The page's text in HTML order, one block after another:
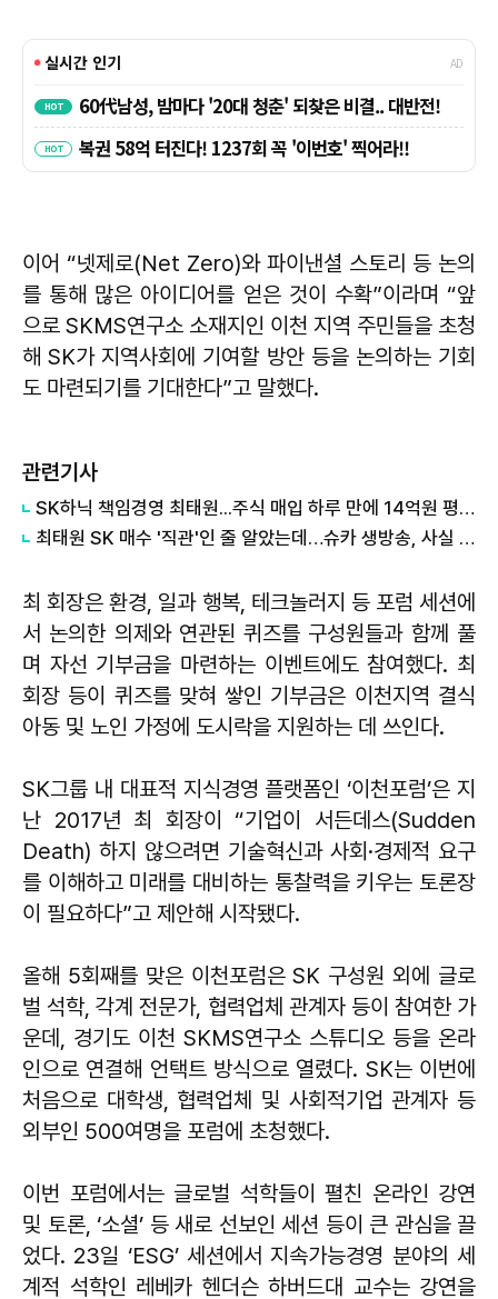
이어 “넷제로(Net Zero)와 파이낸셜 스토리 등 논의
를 통해 많은 아이디어를 얻은 것이 수확”이라며 “앞
으로 SKMS연구소 소재지인 이천 지역 주민들을 초청
해 SK가 지역사회에 기여할 방안 등을 논의하는 기회
도 마련되기를 기대한다”고 말했다.
관련기사
SK하닉 책임경영 최태원...주식 매입 하루 만에 14억원 평가익
최태원 SK 매수 '직관'인 줄 알았는데…슈카 생방송, 사실 아니었다?
최 회장은 환경, 일과 행복, 테크놀러지 등 포럼 세션에
서 논의한 의제와 연관된 퀴즈를 구성원들과 함께 풀
며 자선 기부금을 마련하는 이벤트에도 참여했다. 최
회장 등이 퀴즈를 맞혀 쌓인 기부금은 이천지역 결식
아동 및 노인 가정에 도시락을 지원하는 데 쓰인다.
SK그룹 내 대표적 지식경영 플랫폼인 ‘이천포럼’은 지
난 2017년 최 회장이 “기업이 서든데스(Sudden
Death) 하지 않으려면 기술혁신과 사회·경제적 요구
를 이해하고 미래를 대비하는 통찰력을 키우는 토론장
이 필요하다”고 제안해 시작됐다.
올해 5회째를 맞은 이천포럼은 SK 구성원 외에 글로
벌 석학, 각계 전문가, 협력업체 관계자 등이 참여한 가
운데, 경기도 이천 SKMS연구소 스튜디오 등을 온라
인으로 연결해 언택트 방식으로 열렸다. SK는 이번에
처음으로 대학생, 협력업체 및 사회적기업 관계자 등
외부인 500여명을 포럼에 초청했다.
이번 포럼에서는 글로벌 석학들이 펼친 온라인 강연
및 토론, ‘소셜’ 등 새로 선보인 세션 등이 큰 관심을 끌
었다. 23일 ‘ESG’ 세션에서 지속가능경영 분야의 세
계적 석학인 레베카 헨더슨 하버드대 교수는 강연을